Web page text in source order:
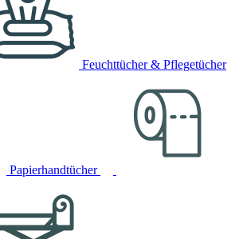
Feuchttücher & Pflegetücher
Papierhandtücher